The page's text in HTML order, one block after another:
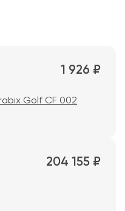
1 926 ₽
Golf CF 002
204 155 ₽